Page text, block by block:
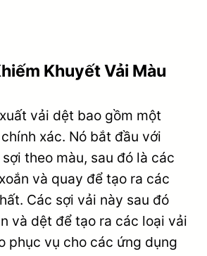
Khuyết Vải Màu
vải dệt bao gồm một
xác. Nó bắt đầu với
theo màu, sau đó là các
và quay để tạo ra các
Các sợi vải này sau đó
và dệt để tạo ra các loại vải
phục vụ cho các ứng dụng